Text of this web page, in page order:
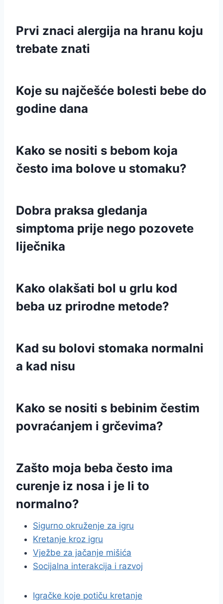
Prvi znaci alergija na hranu koju
trebate znati
Koje su najčešće bolesti bebe do
godine dana
Kako se nositi s bebom koja
često ima bolove u stomaku?
Dobra praksa gledanja
simptoma prije nego pozovete
liječnika
Kako olakšati bol u grlu kod
beba uz prirodne metode?
Kad su bolovi stomaka normalni
a kad nisu
Kako se nositi s bebinim čestim
povraćanjem i grčevima?
Zašto moja beba često ima
curenje iz nosa i je li to
normalno?
Sigurno okruženje za igru
Kretanje kroz igru
Vježbe za jačanje mišića
Socijalna interakcija i razvoj
Igračke koje potiču kretanje